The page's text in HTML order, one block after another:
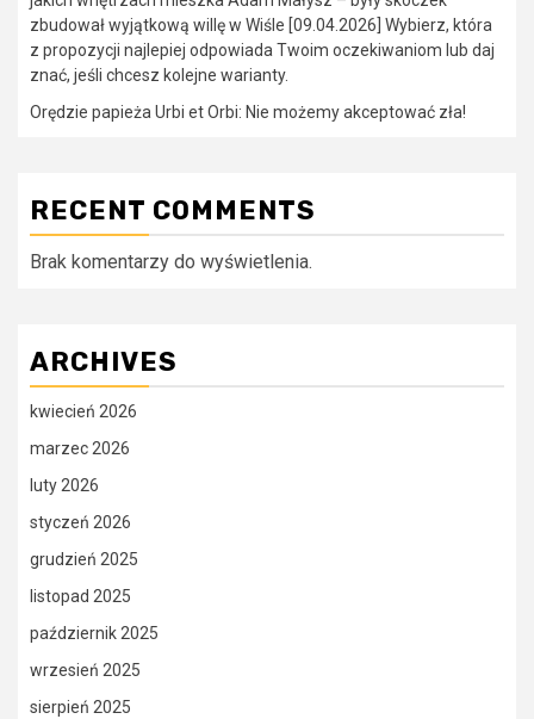
zbudował wyjątkową willę w Wiśle [09.04.2026] Wybierz, która
z propozycji najlepiej odpowiada Twoim oczekiwaniom lub daj
znać, jeśli chcesz kolejne warianty.
Orędzie papieża Urbi et Orbi: Nie możemy akceptować zła!
RECENT COMMENTS
Brak komentarzy do wyświetlenia.
ARCHIVES
kwiecień 2026
marzec 2026
luty 2026
styczeń 2026
grudzień 2025
listopad 2025
październik 2025
wrzesień 2025
sierpień 2025